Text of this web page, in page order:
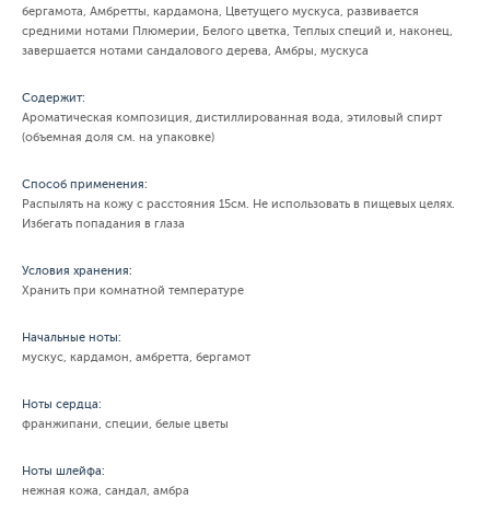
бергамота, Амбретты, кардамона, Цветущего мускуса, развивается
средними нотами Плюмерии, Белого цветка, Теплых специй и, наконец,
завершается нотами сандалового дерева, Амбры, мускуса
Содержит:
Ароматическая композиция, дистиллированная вода, этиловый спирт
(объемная доля см. на упаковке)
Способ применения:
Распылять на кожу с расстояния 15см. Не использовать в пищевых целях.
Избегать попадания в глаза
Условия хранения:
Хранить при комнатной температуре
Начальные ноты:
мускус, кардамон, амбретта, бергамот
Ноты сердца:
франжипани, специи, белые цветы
Ноты шлейфа:
нежная кожа, сандал, амбра